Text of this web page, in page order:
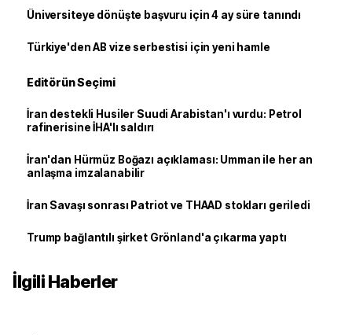
Üniversiteye dönüşte başvuru için 4 ay süre tanındı
Türkiye'den AB vize serbestisi için yeni hamle
Editörün Seçimi
İran destekli Husiler Suudi Arabistan'ı vurdu: Petrol
rafinerisine İHA'lı saldırı
İran'dan Hürmüz Boğazı açıklaması: Umman ile her an
anlaşma imzalanabilir
İran Savaşı sonrası Patriot ve THAAD stokları geriledi
Trump bağlantılı şirket Grönland'a çıkarma yaptı
İlgili Haberler